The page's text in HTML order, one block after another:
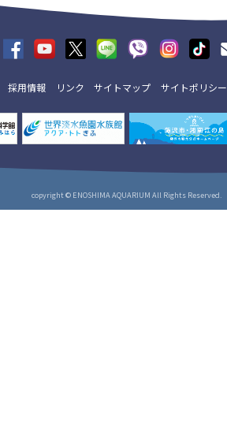
採用情報 リンク サイトマップ サイトポリシー
copyright © ENOSHIMA AQUARIUM All Rights Reserved.